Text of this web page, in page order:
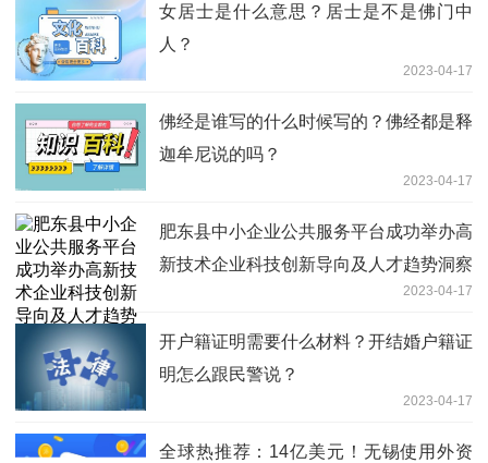
女居士是什么意思？居士是不是佛门中
人？
2023-04-17
佛经是谁写的什么时候写的？佛经都是释
迦牟尼说的吗？
2023-04-17
肥东县中小企业公共服务平台成功举办高
新技术企业科技创新导向及人才趋势洞察
2023-04-17
开户籍证明需要什么材料？开结婚户籍证
明怎么跟民警说？
2023-04-17
全球热推荐：14亿美元！无锡使用外资